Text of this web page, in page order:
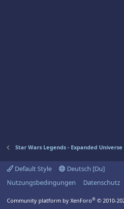
Star Wars Legends - Expanded Universe
Default Style
Deutsch [Du]
Nutzungsbedingungen
Datenschutz
Community platform by XenForo® © 2010-